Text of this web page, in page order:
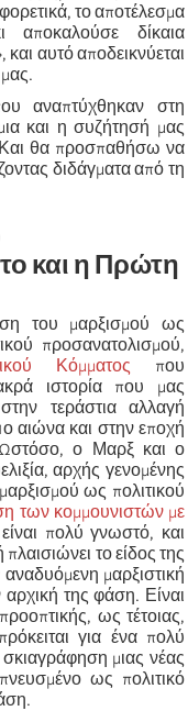
το αποτέλεσμα
δίκαια
αυτό αποδεικνύεται
αναπτύχθηκαν στη
και η συζήτησή μας
Και θα προσπαθήσω να
διδάγματα από τη
και η Πρώτη
του μαρξισμού ως
προσανατολισμού,
Κόμματος που
ιστορία που μας
τεράστια αλλαγή
αιώνα και στην εποχή
Ωστόσο, ο Μαρξ και ο
αρχής γενομένης
ως πολιτικού
των κομμουνιστών με
είναι πολύ γνωστό, και
το είδος της
μαρξιστική
της φάση. Είναι
ως τέτοιας,
για ένα πολύ
σκιαγράφηση μιας νέας
ως πολιτικό